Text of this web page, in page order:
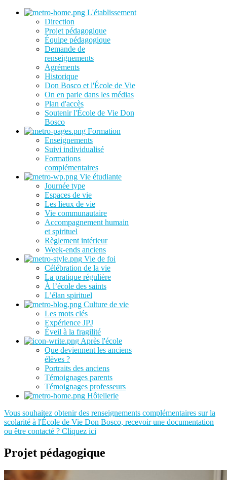
L'établissement
Direction
Projet pédagogique
Équipe pédagogique
Demande de
renseignements
Agréments
Historique
Don Bosco et l'École de Vie
On en parle dans les médias
Plan d'accès
Soutenir l'École de Vie Don
Bosco
Formation
Enseignements
Suivi individualisé
Formations
complémentaires
Vie étudiante
Journée type
Espaces de vie
Les lieux de vie
Vie communautaire
Accompagnement humain
et spirituel
Règlement intérieur
Week-ends anciens
Vie de foi
Célébration de la vie
La pratique régulière
À l’école des saints
L’élan spirituel
Culture de vie
Les mots clés
Expérience JPJ
Éveil à la fragilité
Après l'école
Que deviennent les anciens
élèves ?
Portraits des anciens
Témoignages parents
Témoignages professeurs
Hôtellerie
Vous souhaitez obtenir des renseignements complémentaires sur la
scolarité à l'École de Vie Don Bosco, recevoir une documentation
ou être contacté ? Cliquez ici
Projet pédagogique